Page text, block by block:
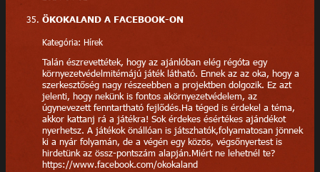
ÖKOKALAND A FACEBOOK-ON
Kategória: Hírek
Talán észrevettétek, hogy az ajánlóban elég régóta egy
környezetvédelmitémájú játék látható. Ennek az az oka, hogy a
szerkesztőség nagy részeebben a projektben dolgozik. Ez azt
jelenti, hogy nekünk is fontos akörnyezetvédelem, az
úgynevezett fenntartható fejlődés.Ha téged is érdekel a téma,
akkor kattanj rá a játékra! Sok érdekes ésértékes ajándékot
nyerhetsz. A játékok önállóan is játszhatók,folyamatosan jönnek
ki a nyár folyamán, de a végén egy közös, végsőnyertest is
hirdetünk az össz-pontszám alapján.Miért ne lehetnél te?
https://www.facebook.com/okokaland